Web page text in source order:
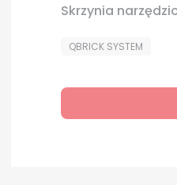
Skrzynia
PRODUCENT
QBRICK SYSTEM